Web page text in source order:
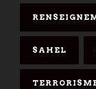
SAHEL